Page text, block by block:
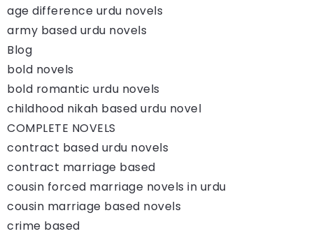
age difference urdu novels
army based urdu novels
Blog
bold novels
bold romantic urdu novels
childhood nikah based urdu novel
COMPLETE NOVELS
contract based urdu novels
contract marriage based
cousin forced marriage novels in urdu
cousin marriage based novels
crime based